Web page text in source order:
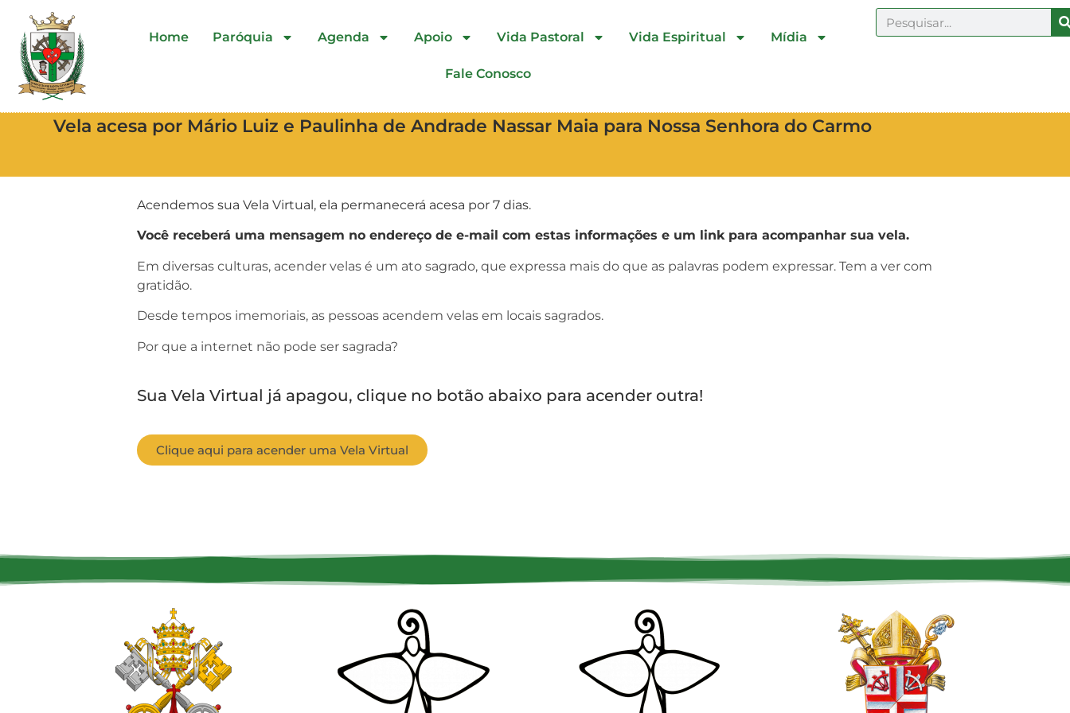
Home Paróquia Agenda Apoio Vida Pastoral Vida Espiritual Mídia
Fale Conosco
Vela acesa por Mário Luiz e Paulinha de Andrade Nassar Maia para Nossa Senhora do Carmo
Acendemos sua Vela Virtual, ela permanecerá acesa por 7 dias.
Você receberá uma mensagem no endereço de e-mail com estas informações e um link para acompanhar sua vela.
Em diversas culturas, acender velas é um ato sagrado, que expressa mais do que as palavras podem expressar. Tem a ver com
gratidão.
Desde tempos imemoriais, as pessoas acendem velas em locais sagrados.
Por que a internet não pode ser sagrada?
Sua Vela Virtual já apagou, clique no botão abaixo para acender outra!
Clique aqui para acender uma Vela Virtual